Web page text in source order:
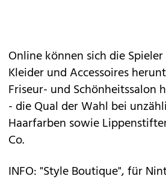
Online können sich die
Kleider und Accessoires
Friseur- und Schönheitssalon
- die Qual der Wahl bei
Haarfarben sowie
Co.
INFO: "Style Boutique", für